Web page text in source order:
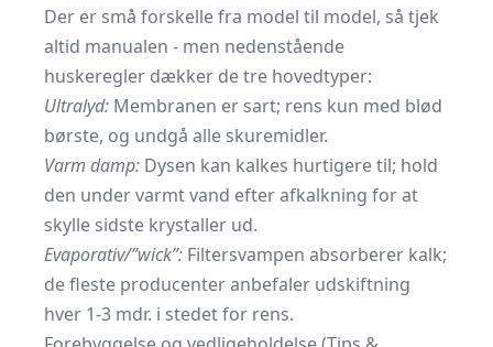
Der er små forskelle fra model til model, så tjek
altid manualen - men nedenstående
huskeregler dækker de tre hovedtyper:
Ultralyd: Membranen er sart; rens kun med blød
børste, og undgå alle skuremidler.
Varm damp: Dysen kan kalkes hurtigere til; hold
den under varmt vand efter afkalkning for at
skylle sidste krystaller ud.
Evaporativ/”wick”: Filtersvampen absorberer kalk;
de fleste producenter anbefaler udskiftning
hver 1-3 mdr. i stedet for rens.